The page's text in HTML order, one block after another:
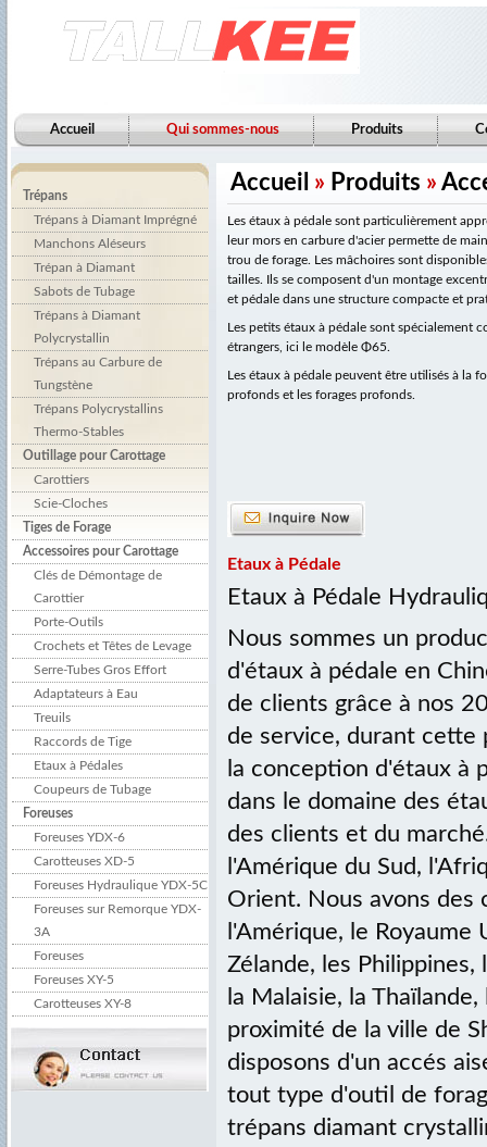
Accueil Qui sommes-nous Produits
Trépans
Trépans à Diamant Imprégné
Manchons Aléseurs
Trépan à Diamant
Sabots de Tubage
Trépans à Diamant
Polycrystallin
Trépans au Carbure de
Tungstène
Trépans Polycrystallins
Thermo-Stables
Outillage pour Carottage
Carottiers
Scie-Cloches
Tiges de Forage
Accessoires pour Carottage
Clés de Démontage de
Carottier
Porte-Outils
Crochets et Têtes de Levage
Serre-Tubes Gros Effort
Adaptateurs à Eau
Treuils
Raccords de Tige
Etaux à Pédales
Coupeurs de Tubage
Foreuses
Foreuses YDX-6
Carotteuses XD-5
Foreuses Hydraulique YDX-5C
Foreuses sur Remorque YDX-
3A
Foreuses
Foreuses XY-5
Carotteuses XY-8
Accueil » Produits »
Les étaux à pédale sont particulièrement
leur mors en carbure d'acier permette de
trou de forage. Les mâchoires sont
tailles. Ils se composent d'un montage
et pédale dans une structure compacte et
Les petits étaux à pédale sont spécialement
étrangers, ici le modèle Φ65.
Les étaux à pédale peuvent être utilisés à la
profonds et les forages profonds.
Etaux à Pédale
Etaux à Pédale
Nous sommes un
d'étaux à pédale en
de clients grâce à nos
de service, durant cette
la conception d'étaux à
dans le domaine des
des clients et du
l'Amérique du Sud,
Orient. Nous avons des
l'Amérique, le Royaume
Zélande, les
la Malaisie, la
proximité de la ville de
disposons d'un accés
tout type d'outil de
trépans diamant